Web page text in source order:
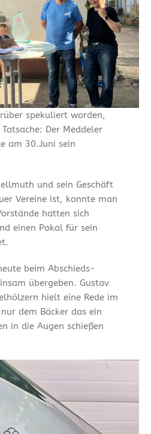
spekuliert worden,
Der Meddeler
am 30.Juni sein
und sein Geschäft
Vereine ist, konnte man
hatten sich
einen Pokal für sein
beim Abschieds-
übergeben. Gustav
hielt eine Rede im
dem Bäcker das ein
in die Augen schießen